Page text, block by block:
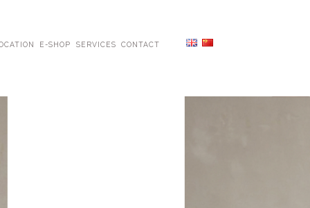
E-SHOP SERVICES CONTACT